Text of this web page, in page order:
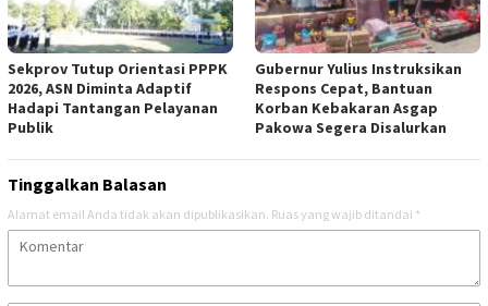
Sekprov Tutup Orientasi PPPK
2026, ASN Diminta Adaptif
Hadapi Tantangan Pelayanan
Publik
Gubernur Yulius Instruksikan
Respons Cepat, Bantuan
Korban Kebakaran Asgap
Pakowa Segera Disalurkan
Tinggalkan Balasan
Alamat email Anda tidak akan dipublikasikan. Ruas yang wajib ditandai *